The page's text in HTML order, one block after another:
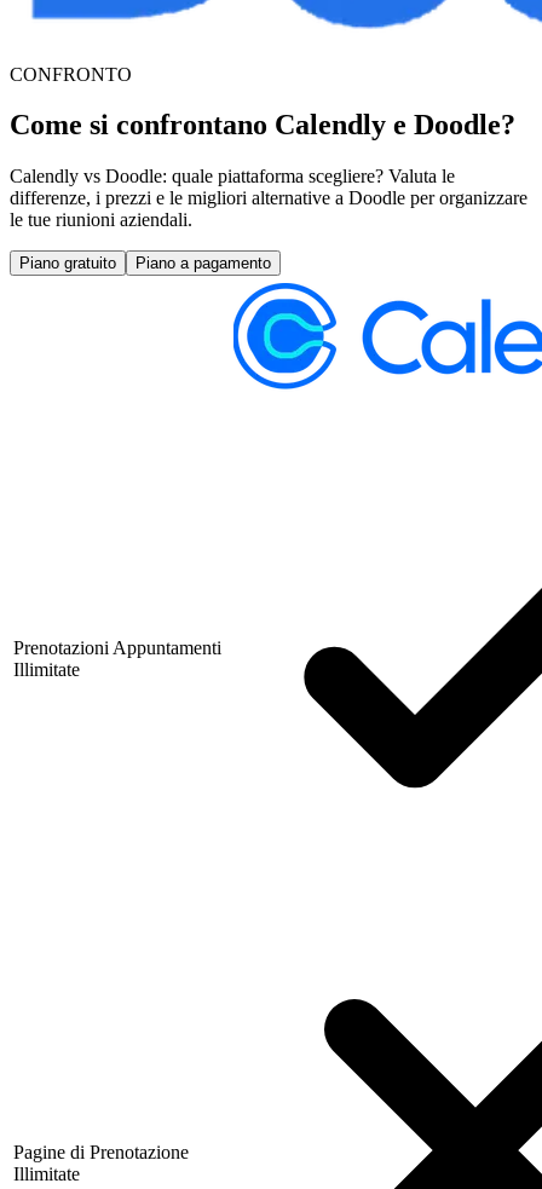
CONFRONTO
Come si confrontano Calendly e Doodle?
Calendly vs Doodle: quale piattaforma scegliere? Valuta le
differenze, i prezzi e le migliori alternative a Doodle per organizzare
le tue riunioni aziendali.
Piano gratuito Piano a pagamento
Prenotazioni Appuntamenti
Illimitate
Pagine di Prenotazione
Illimitate